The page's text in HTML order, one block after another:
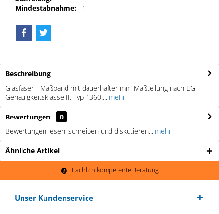
Mindestabnahme:
1
Beschreibung
Glasfaser - Maßband mit dauerhafter mm-Maßteilung nach EG-
Genauigkeitsklasse II, Typ 1360.... mehr
Bewertungen
0
Bewertungen lesen, schreiben und diskutieren... mehr
Ähnliche Artikel
Fachlich kompetente Beratung
Unser Kundenservice